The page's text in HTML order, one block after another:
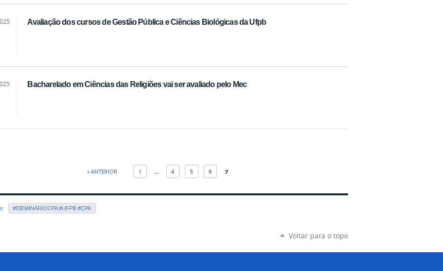
Avaliação dos cursos de Gestão Pública e Ciências Biológicas da Ufpb
Bacharelado em Ciências das Religiões vai ser avaliado pelo Mec
« ANTERIOR 1 4 5 6 7
#ISEMINARIOCPA #UFPB #CPA
Voltar para o topo